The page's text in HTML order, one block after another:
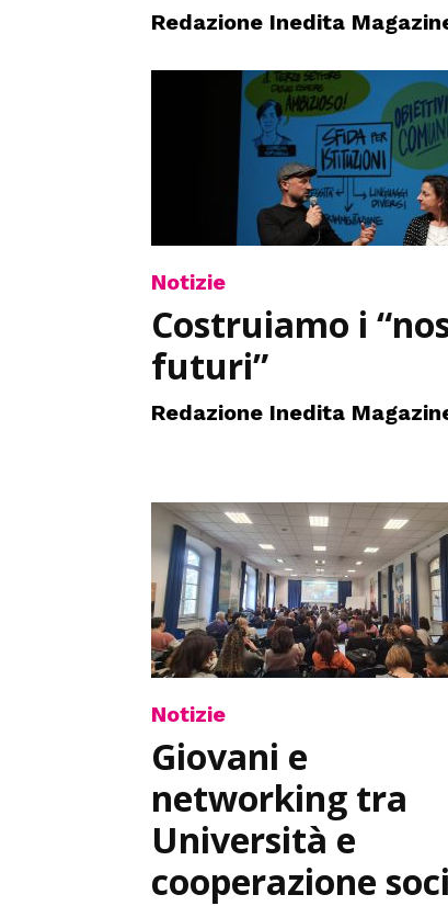
Redazione Inedita
Notizie
Costruiamo i
futuri”
Redazione Inedita
Notizie
Giovani e
networking tra
Università e
cooperazione